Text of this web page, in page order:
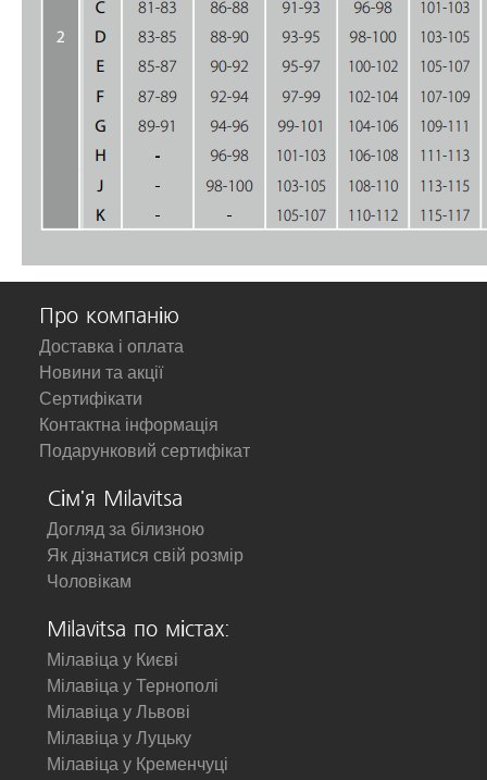
Про компанію
Доставка і оплата
Новини та акції
Сертифікати
Контактна інформація
Подарунковий сертифікат
Сім'я Milavitsa
Догляд за білизною
Як дізнатися свій розмір
Чоловікам
Milavitsa по містах:
Мілавіца у Києві
Мілавіца у Тернополі
Мілавіца у Львові
Мілавіца у Луцьку
Мілавіца у Кременчуці